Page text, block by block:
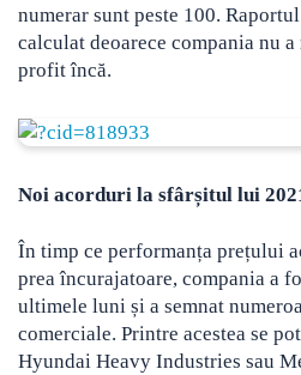
numerar sunt peste 100.
calculat deoarece compania nu
profit încă.
Noi acorduri la sfârșitul lui
În timp ce performanța prețului
prea încurajatoare, compania a
ultimele luni și a semnat
comerciale. Printre acestea se
Hyundai Heavy Industries sau